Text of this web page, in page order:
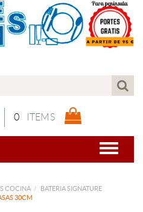
0 ITEMS
COCINA
BATERIA SIGNATURE
30CM